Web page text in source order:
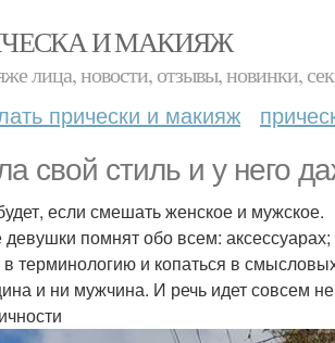
И МАКИЯЖ
лица, новости, отзывы, новинки,
прически и макияж
свой стиль и у него
если смешать женское и мужское.
помнят обо всем:
терминологию и копаться в
и ни мужчина. И речь идет совсем